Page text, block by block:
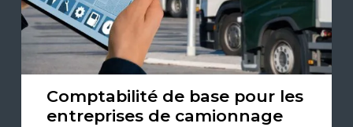
Comptabilité de base pour les
entreprises de camionnage